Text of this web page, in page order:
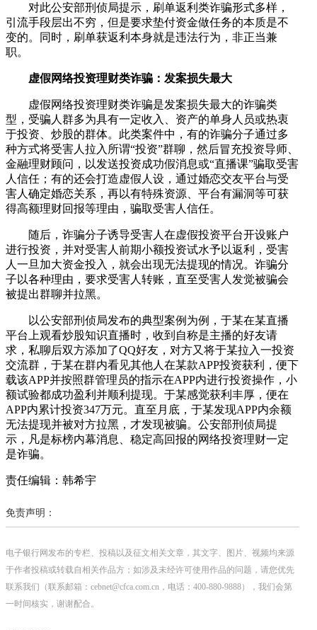
对此公安部刑侦局提示，刷单返利类诈骗形式多样，
引流手段层出不穷，但是要求垫付资金做任务的本质是不
变的。同时，刷单获返利本身就是违法行为，非正当兼
职。
虚假网络投资理财类诈骗：发案损失最大
虚假网络投资理财类诈骗是发案损失最大的诈骗类
型，受骗人群多为具有一定收入、资产的单身人员或热衷
于投资、炒股的群体。此类案件中，有的诈骗分子通过多
种方式将受害人拉入所谓“投资”群聊，然后冒充投资导师、
金融理财顾问，以发送投资成功假消息或“直播课”骗取受害
人信任；有的还会打造虚假人设，通过婚恋交友平台与受
害人确定婚恋关系，再以有特殊资源、平台有漏洞等可获
得高额理财回报等理由，骗取受害人信任。
随后，诈骗分子诱导受害人在虚假投资平台开设账户
进行投资，并对受害人前期小额投资试水予以返利，受害
人一旦加大资金投入，就会出现无法提现的情况。诈骗分
子以各种理由，要求受害人转账，直至受害人发觉被骗会
被提出群聊并拉黑。
以公安部刑侦局发布的典型案例为例，于某在某直播
平台上观看炒股知识直播时，收到自称是主播的好友请
求，私聊后双方添加了QQ好友，对方又将于某拉入一投资
交流群，于某在群内看见其他人在某款APP投资获利，便下
载该APP并按照群管理员的指示在APP内进行投资操作，小
额试验都成功盈利并顺利提现。于某感觉获利丰厚，便在
APP内累计投资347万元。直至月底，于某发现APP内余额
无法提现并被对方拉黑，才发现被骗。公安部刑侦局提
示，凡是标榜内幕消息、稳定高回报的网络投资理财一定
是诈骗。
责任编辑：韩希宇
免责声明：
电子银行网发布的专栏、投稿以及征文相关文章，其文字、图片、视频均来源
于作者投稿或转载自相关作品方；如涉及未经许可使用作品的问题，请您优先
联系我们（联系邮箱：cebnet@cfca.com.cn，电话：400-880-9888），我们会第
一时间核实，谢谢配合。